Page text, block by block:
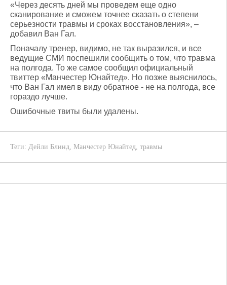
«Через десять дней мы проведем еще одно
сканирование и сможем точнее сказать о степени
серьезности травмы и сроках восстановления», –
добавил Ван Гал.
Поначалу тренер, видимо, не так выразился, и все
ведущие СМИ поспешили сообщить о том, что травма
на полгода. То же самое сообщил официальный
твиттер «Манчестер Юнайтед». Но позже выяснилось,
что Ван Гал имел в виду обратное - не на полгода, все
гораздо лучше.
Ошибочные твиты были удалены.
Теги: Дейли Блинд, Манчестер Юнайтед, травмы